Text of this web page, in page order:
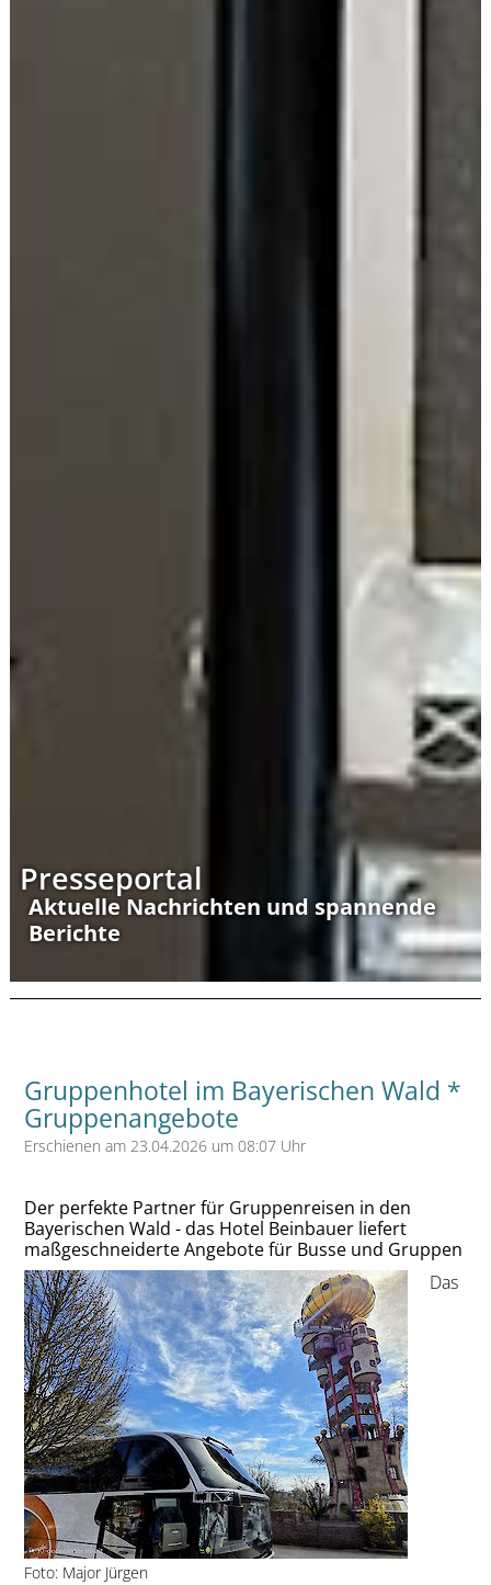
Presseportal
Aktuelle Nachrichten und spannende
Berichte
Gruppenhotel im Bayerischen Wald *
Gruppenangebote
Erschienen am 23.04.2026 um 08:07 Uhr
Der perfekte Partner für Gruppenreisen in den
Bayerischen Wald - das Hotel Beinbauer liefert
maßgeschneiderte Angebote für Busse und Gruppen
Foto: Major Jürgen
Das